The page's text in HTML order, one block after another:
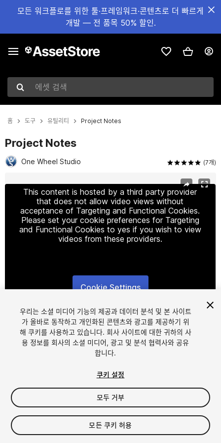
모든 워크플로를 위한 툴·프레임워크·콘텐츠로 더 빠르게
개발 — 전 품목 50% 할인.
에셋 검색
홈 도구 유틸리티 Project Notes
Project Notes
One Wheel Studio (7개)
This content is hosted by a third party provider
that does not allow video views without
acceptance of Targeting and Functional Cookies.
Please set your cookie preferences for Targeting
and Functional Cookies to yes if you wish to view
videos from these providers.
Cookie Settings
FREE
22viewsin the past week
우리는 소셜 미디어 기능의 제공과 데이터 분석 및 본 사이트
가 올바로 동작하고 개인화된 콘텐츠와 광고를 제공하기 위
해 쿠키를 사용하고 있습니다. 회사 사이트에 대한 귀하의 사
용 정보를 회사의 소셜 미디어, 광고 및 분석 협력사와 공유
합니다.
쿠키 설정
모두 거부
모든 쿠키 허용